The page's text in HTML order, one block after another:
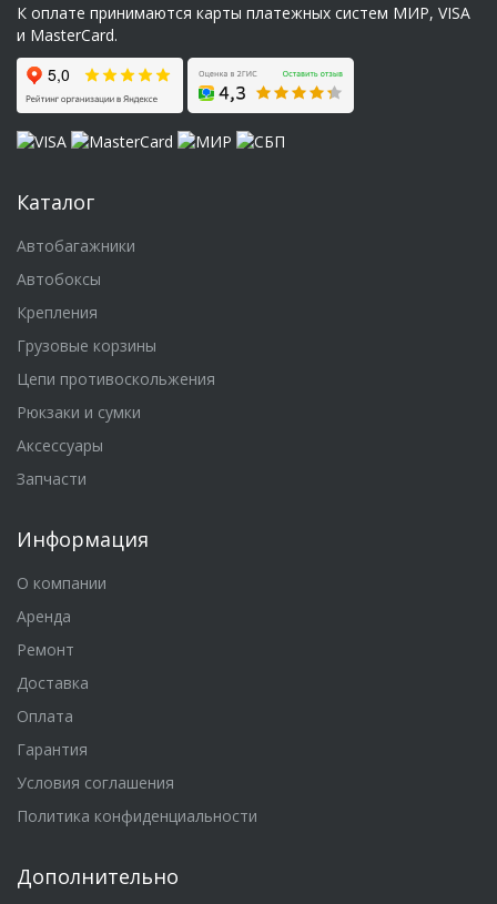
К оплате принимаются карты платежных систем МИР, VISA
и MasterCard.
Каталог
Автобагажники
Автобоксы
Крепления
Грузовые корзины
Цепи противоскольжения
Рюкзаки и сумки
Аксессуары
Запчасти
Информация
О компании
Аренда
Ремонт
Доставка
Оплата
Гарантия
Условия соглашения
Политика конфиденциальности
Дополнительно